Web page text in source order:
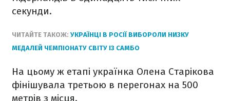
секунди.
ЧИТАЙТЕ ТАКОЖ: УКРАЇНЦІ В РОСІЇ ВИБОРОЛИ НИЗКУ
МЕДАЛЕЙ ЧЕМПІОНАТУ СВІТУ ІЗ САМБО
На цьому ж етапі українка Олена Старікова
фінішувала третьою в перегонах на 500
метрів з місця.